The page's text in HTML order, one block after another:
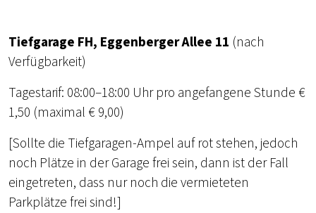
Tiefgarage FH, Eggenberger Allee 11 (nach
Verfügbarkeit)
Tagestarif: 08:00–18:00 Uhr pro angefangene Stunde €
1,50 (maximal € 9,00)
[Sollte die Tiefgaragen-Ampel auf rot stehen, jedoch
noch Plätze in der Garage frei sein, dann ist der Fall
eingetreten, dass nur noch die vermieteten
Parkplätze frei sind!]